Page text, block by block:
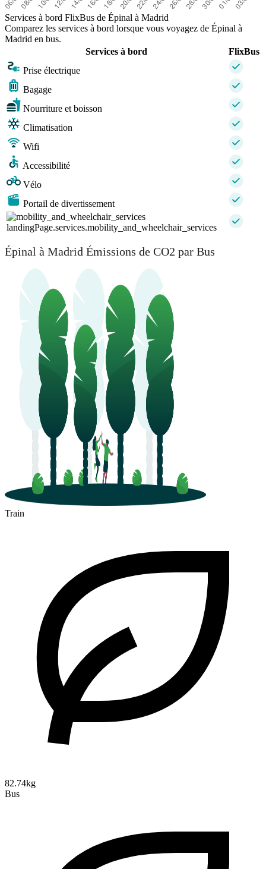
Services à bord FlixBus de Épinal à Madrid
Comparez les services à bord lorsque vous voyagez de Épinal à
Madrid en bus.
Services à bord
FlixBus
Prise électrique
Bagage
Nourriture et boisson
Climatisation
Wifi
Accessibilité
Vélo
Portail de divertissement
landingPage.services.mobility_and_wheelchair_services
Épinal à Madrid Émissions de CO2 par Bus
Train
82.74kg
Bus